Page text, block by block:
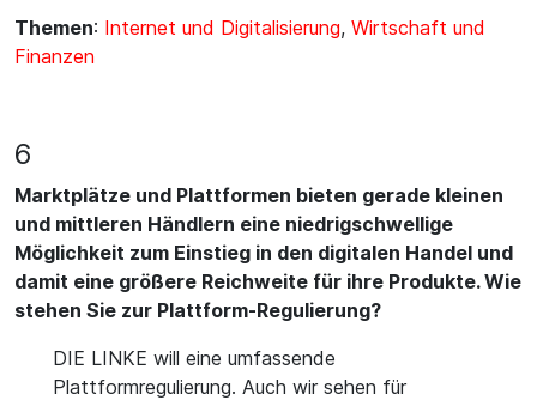
Themen: Internet und Digitalisierung, Wirtschaft und
Finanzen
6
Marktplätze und Plattformen bieten gerade kleinen
und mittleren Händlern eine niedrigschwellige
Möglichkeit zum Einstieg in den digitalen Handel und
damit eine größere Reichweite für ihre Produkte. Wie
stehen Sie zur Plattform-Regulierung?
DIE LINKE will eine umfassende
Plattformregulierung. Auch wir sehen für